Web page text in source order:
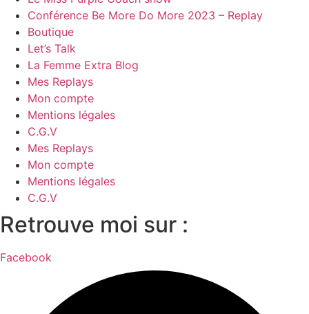
Conférence Be More Do More 2023 – Replay
Boutique
Let’s Talk
La Femme Extra Blog
Mes Replays
Mon compte
Mentions légales
C.G.V
Mes Replays
Mon compte
Mentions légales
C.G.V
Retrouve moi sur :
Facebook